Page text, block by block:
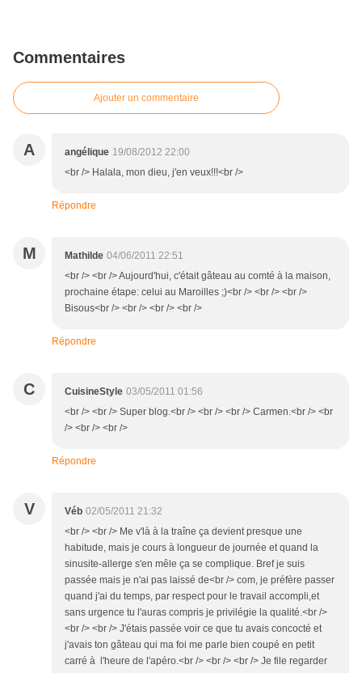
Commentaires
Ajouter un commentaire
A angélique 19/08/2012 22:00
<br /> Halala, mon dieu, j'en veux!!!<br />
Répondre
M Mathilde 04/06/2011 22:51
<br /> <br /> Aujourd'hui, c'était gâteau au comté à la maison,
prochaine étape: celui au Maroilles ;)<br /> <br /> <br />
Bisous<br /> <br /> <br /> <br />
Répondre
C CuisineStyle 03/05/2011 01:56
<br /> <br /> Super blog.<br /> <br /> <br /> Carmen.<br /> <br
/> <br /> <br />
Répondre
V Véb 02/05/2011 21:32
<br /> <br /> Me v'là à la traîne ça devient presque une
habitude, mais je cours à longueur de journée et quand la
sinusite-allerge s'en mêle ça se complique. Bref je suis
passée mais je n'ai pas laissé de<br /> com, je préfère passer
quand j'ai du temps, par respect pour le travail accompli,et
sans urgence tu l'auras compris je privilégie la qualité.<br />
<br /> <br /> J'étais passée voir ce que tu avais concocté et
j'avais ton gâteau qui ma foi me parle bien coupé en petit
carré à l'heure de l'apéro.<br /> <br /> <br /> Je file regarder